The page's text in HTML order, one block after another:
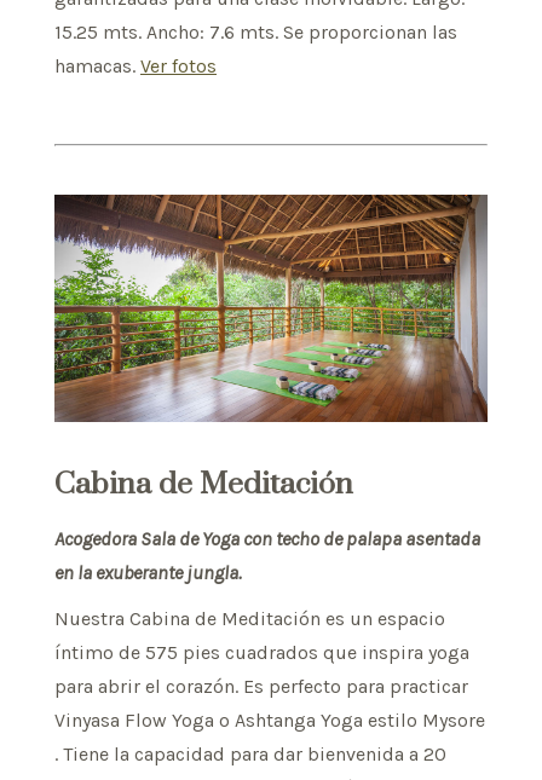
15.25 mts. Ancho: 7.6 mts. Se proporcionan las
hamacas. Ver fotos
Cabina de Meditación
Acogedora Sala de Yoga con techo de palapa asentada
en la exuberante jungla.
Nuestra Cabina de Meditación es un espacio
íntimo de 575 pies cuadrados que inspira yoga
para abrir el corazón. Es perfecto para practicar
Vinyasa Flow Yoga o Ashtanga Yoga estilo Mysore
. Tiene la capacidad para dar bienvenida a 20